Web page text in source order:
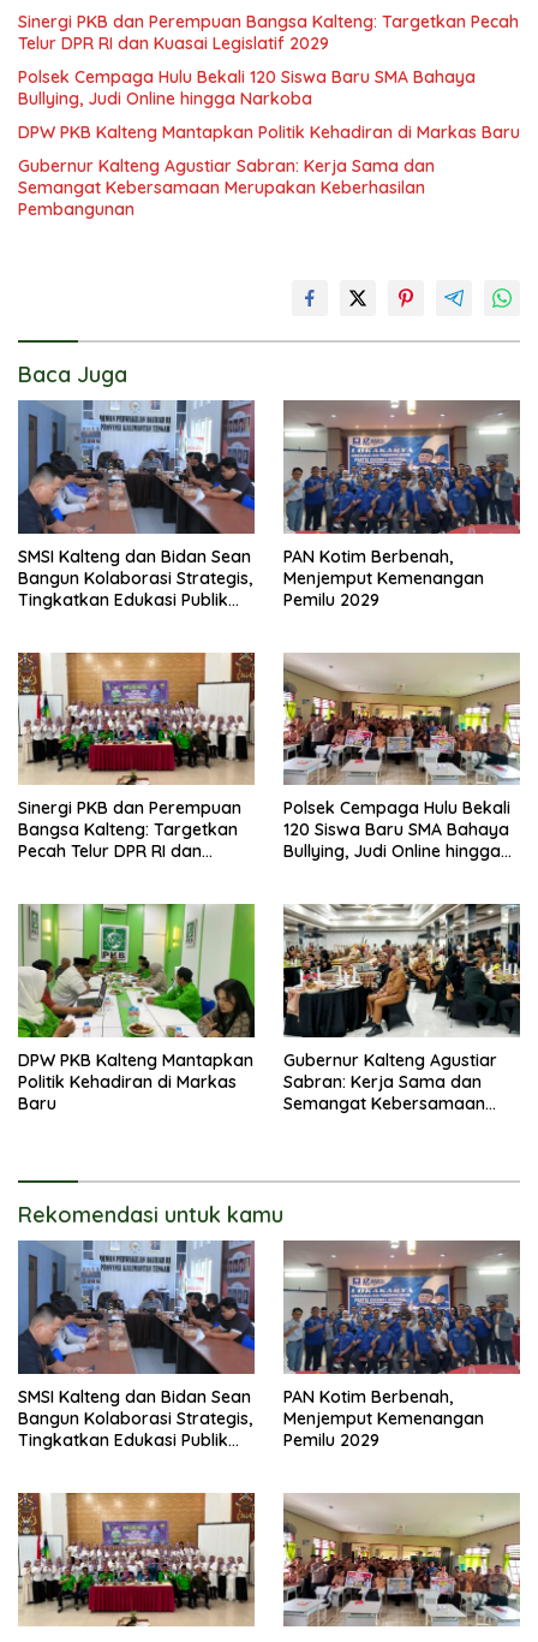
Sinergi PKB dan Perempuan Bangsa Kalteng: Targetkan Pecah
Telur DPR RI dan Kuasai Legislatif 2029
Polsek Cempaga Hulu Bekali 120 Siswa Baru SMA Bahaya
Bullying, Judi Online hingga Narkoba
DPW PKB Kalteng Mantapkan Politik Kehadiran di Markas Baru
Gubernur Kalteng Agustiar Sabran: Kerja Sama dan
Semangat Kebersamaan Merupakan Keberhasilan
Pembangunan
Baca Juga
SMSI Kalteng dan Bidan Sean
Bangun Kolaborasi Strategis,
Tingkatkan Edukasi Publik
PAN Kotim Berbenah,
Menjemput Kemenangan
Pemilu 2029
Sinergi PKB dan Perempuan
Bangsa Kalteng: Targetkan
Pecah Telur DPR RI dan
Polsek Cempaga Hulu Bekali
120 Siswa Baru SMA Bahaya
Bullying, Judi Online hingga
DPW PKB Kalteng Mantapkan
Politik Kehadiran di Markas
Baru
Gubernur Kalteng Agustiar
Sabran: Kerja Sama dan
Semangat Kebersamaan
Rekomendasi untuk kamu
SMSI Kalteng dan Bidan Sean
Bangun Kolaborasi Strategis,
Tingkatkan Edukasi Publik
PAN Kotim Berbenah,
Menjemput Kemenangan
Pemilu 2029